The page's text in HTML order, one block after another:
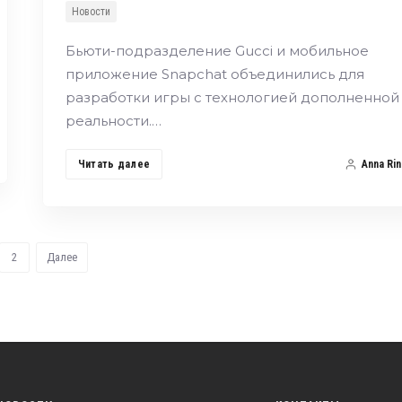
Новости
Бьюти-подразделение Gucci и мобильное
приложение Snapchat объединились для
разработки игры с технологией дополненной
реальности.…
Читать далее Anna
2 Далее